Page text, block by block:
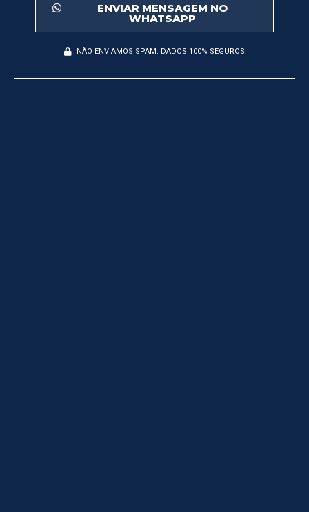
ENVIAR MENSAGEM NO
WHATSAPP
NÃO ENVIAMOS SPAM. DADOS 100% SEGUROS.